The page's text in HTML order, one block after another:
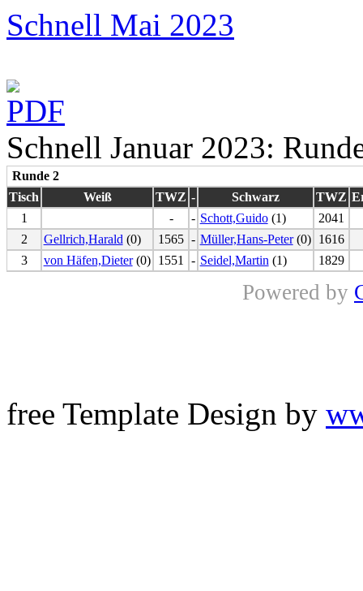
Schnell Mai 2023
Schnell Januar 2023:
Runde 2
Tisch
Weiß TWZ - Schwarz TWZ
1
- - Schott,Guido(1)
2041
2
Gellrich,Harald (0) 1565 - Müller,Hans-Peter(0)
1616
3
von Häfen,Dieter(0) 1551 - Seidel,Martin (1) 1829
Powered by
free Template Design by